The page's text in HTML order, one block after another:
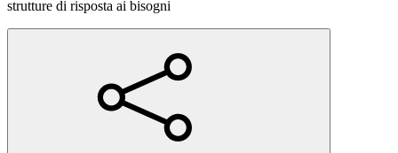
strutture di risposta ai bisogni